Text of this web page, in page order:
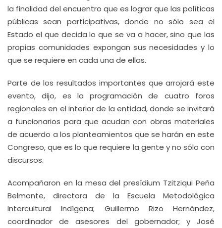
la finalidad del encuentro que es lograr que las políticas
públicas sean participativas, donde no sólo sea el
Estado el que decida lo que se va a hacer, sino que las
propias comunidades expongan sus necesidades y lo
que se requiere en cada una de ellas.
Parte de los resultados importantes que arrojará este
evento, dijo, es la programación de cuatro foros
regionales en el interior de la entidad, donde se invitará
a funcionarios para que acudan con obras materiales
de acuerdo a los planteamientos que se harán en este
Congreso, que es lo que requiere la gente y no sólo con
discursos.
Acompañaron en la mesa del presídium Tzitziqui Peña
Belmonte, directora de la Escuela Metodológica
Intercultural Indígena; Guillermo Rizo Hernández,
coordinador de asesores del gobernador; y José